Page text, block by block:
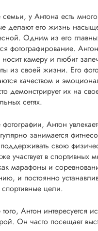
у Антона есть
делают его жизнь
Одним из его
фотографирование.
камеру и любит
из своей жизни. Его
качеством и
демонстрирует их на
сетях.
Антон
занимается
свою
участвует в спортивных
марафоны и
и постоянно
цели.
Антон интересуется
Он часто посещает